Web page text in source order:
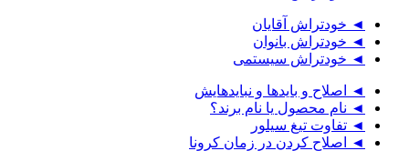
◄ خودتراش آقایان
◄ خودتراش بانوان
◄ خودتراش سیستمی
◄ اصلاح و بایدها و نبایدهایش
◄ نام محصول یا نام برند؟
◄ تفاوت تیغ سیلور
◄ اصلاح کردن در زمان کرونا